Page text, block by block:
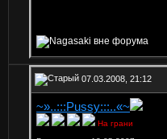
07.03.2008, 21:12
~»..:::Pussy:::..«~
На грани